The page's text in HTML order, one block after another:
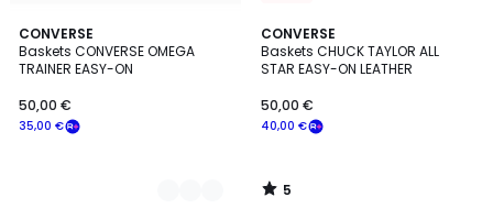
CONVERSE
Baskets CONVERSE OMEGA
TRAINER EASY-ON
35,00 €
50,00 €
2
Couleurs
CONVERSE
Baskets CHUCK TAYLOR ALL
STAR EASY-ON LEATHER
40,00 €
50,00 €
5
/
5
5
/